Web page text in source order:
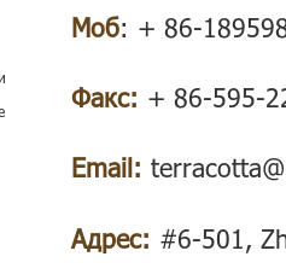
Моб: + 86-
Факс: + 86-595-
Email:
Адрес: #6-501,